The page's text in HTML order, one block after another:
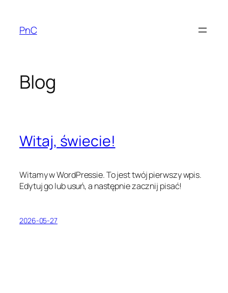
treściPnC
Blog
Witaj, świecie!
Witamy w WordPressie. To jest twój pierwszy wpis.
Edytuj go lub usuń, a następnie zacznij pisać!
2026-05-27